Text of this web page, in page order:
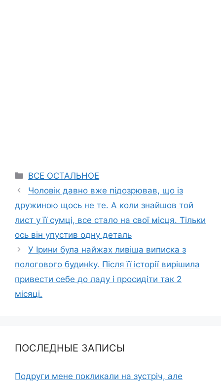
Categories
ВСЕ ОСТАЛЬНОЕ
Чоловік давно вже підозрював, що із
дружиною щось не те. А коли знайшов той
лист у її сумці, все стало на свої місця. Тільки
ось він упустив одну деталь
У Ірини була найжах ливіша виписка з
пологового будинkу. Після її історії вирішила
привести себе до ладу і просидіти так 2
місяці.
ПОСЛЕДНЫЕ ЗАПИСЫ
Подруги мене покликали на зустріч, але